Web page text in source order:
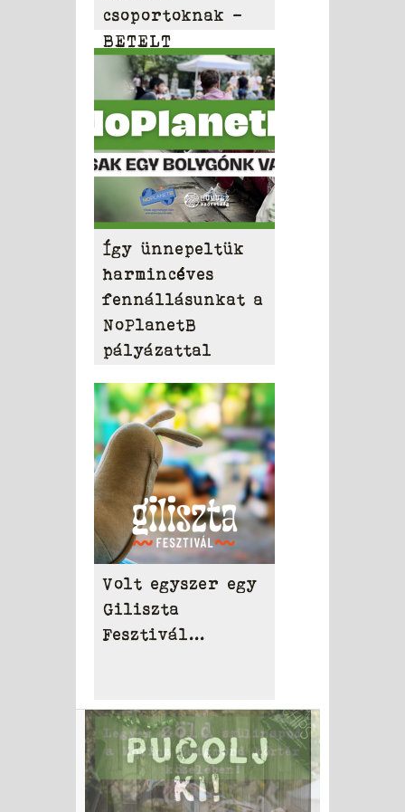
csoportoknak –
BETELT
Így ünnepeltük
harmincéves
fennállásunkat a
NoPlanetB
pályázattal
Volt egyszer egy
Giliszta
Fesztivál...